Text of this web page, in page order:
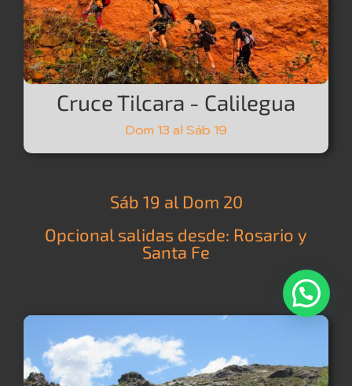
Cruce Tilcara - Calilegua
Dom 13 al Sáb 19
Sáb 19 al Dom 20
Opcional salidas desde: Rosario y
Santa Fe